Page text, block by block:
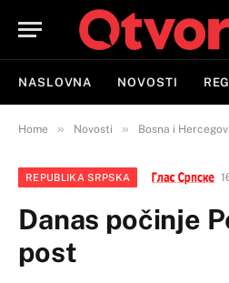
NASLOVNA NOVOSTI
Home » Novosti » Bosna i
REPUBLIKA SRPSKA
Danas počinje
post